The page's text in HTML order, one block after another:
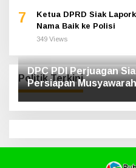
7
Ketua DPRD Siak
Nama Baik ke Polisi
349 Views
Politik Terkini
DPC PDI Perjuagan
Persiapan
Luxe